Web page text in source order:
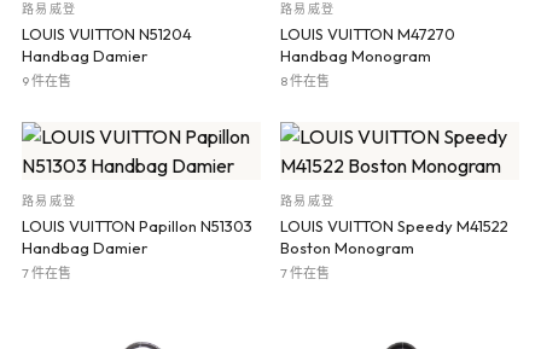
路易威登
LOUIS VUITTON N51204
Handbag Damier
9 件在售
路易威登
LOUIS VUITTON M47270
Handbag Monogram
8 件在售
路易威登
LOUIS VUITTON Papillon N51303
Handbag Damier
7 件在售
路易威登
LOUIS VUITTON Speedy M41522
Boston Monogram
7 件在售